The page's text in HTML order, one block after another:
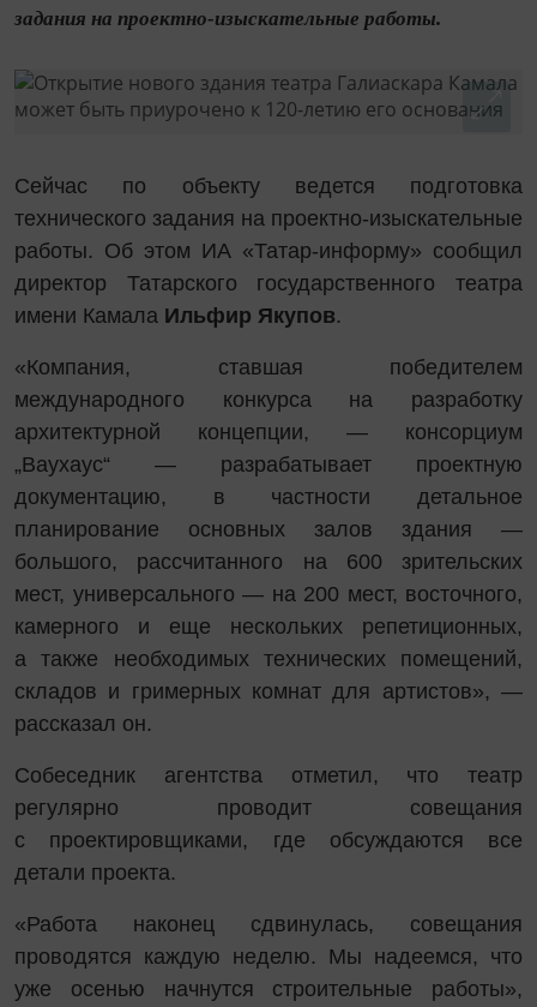
задания на проектно-изыскательные работы.
Сейчас по объекту ведется подготовка
технического задания на проектно-изыскательные
работы. Об этом ИА «Татар-информу» сообщил
директор Татарского государственного театра
имени Камала Ильфир Якупов.
«Компания, ставшая победителем
международного конкурса на разработку
архитектурной концепции, — консорциум
„Ваухаус“ — разрабатывает проектную
документацию, в частности детальное
планирование основных залов здания —
большого, рассчитанного на 600 зрительских
мест, универсального — на 200 мест, восточного,
камерного и еще нескольких репетиционных,
а также необходимых технических помещений,
складов и гримерных комнат для артистов», —
рассказал он.
Собеседник агентства отметил, что театр
регулярно проводит совещания
с проектировщиками, где обсуждаются все
детали проекта.
«Работа наконец сдвинулась, совещания
проводятся каждую неделю. Мы надеемся, что
уже осенью начнутся строительные работы»,